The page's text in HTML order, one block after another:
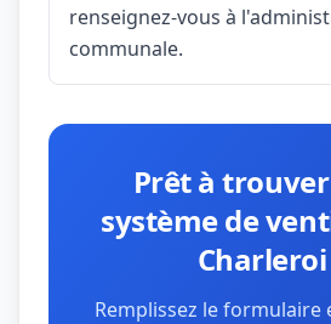
renseignez-vous à
communale.
Prêt à
système de
Charleroi
Remplissez le formulaire